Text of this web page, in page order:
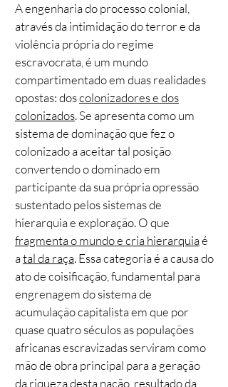
A engenharia do processo colonial,
através da intimidação do terror e da
violência própria do regime
escravocrata, é um mundo
compartimentado em duas realidades
opostas: doscolonizadores e dos
colonizados. Se apresenta como um
sistema de dominação que fez o
colonizado a aceitar tal posição
convertendo o dominado em
participante da sua própria opressão
sustentado pelos sistemas de
hierarquia e exploração. O que
fragmenta o mundo e cria hierarquiaé
atal da raça. Essa categoria é a causa do
ato de coisificação, fundamental para
engrenagem do sistema de
acumulação capitalista em que por
quase quatro séculos as populações
africanas escravizadas serviram como
mão de obra principal para a geração
da riqueza desta nação, resultado da